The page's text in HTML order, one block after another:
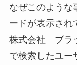
なぜこのような
ードが表示され
株式会社 ブラ
で検索したユー